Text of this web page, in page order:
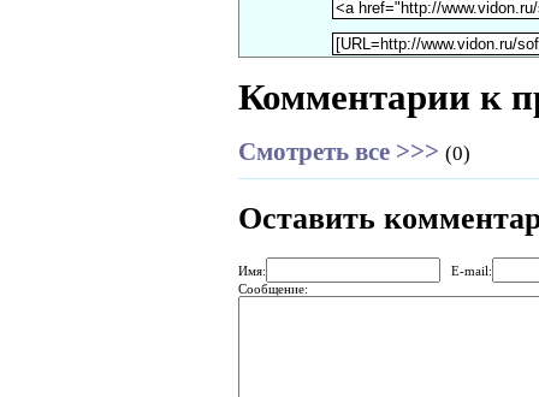
Комментарии к
Смотреть все >>> (0)
Оставить
Имя:
E-mail:
Сообщение: